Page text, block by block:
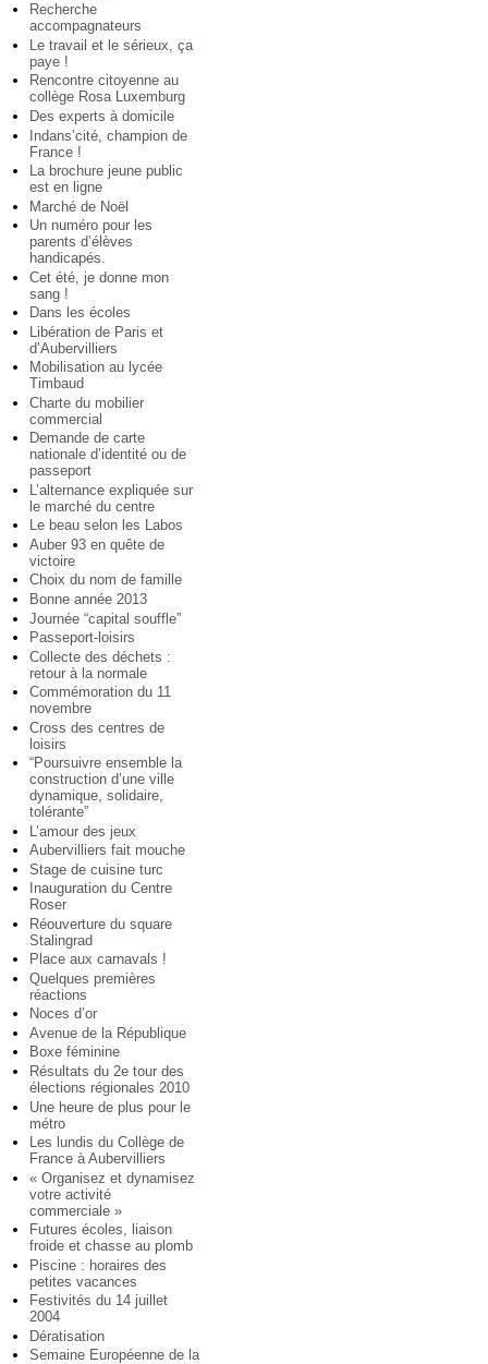
Recherche
accompagnateurs
Le travail et le sérieux, ça
paye !
Rencontre citoyenne au
collège Rosa Luxemburg
Des experts à domicile
Indans’cité, champion de
France !
La brochure jeune public
est en ligne
Marché de Noël
Un numéro pour les
parents d’élèves
handicapés.
Cet été, je donne mon
sang !
Dans les écoles
Libération de Paris et
d’Aubervilliers
Mobilisation au lycée
Timbaud
Charte du mobilier
commercial
Demande de carte
nationale d’identité ou de
passeport
L’alternance expliquée sur
le marché du centre
Le beau selon les Labos
Auber 93 en quête de
victoire
Choix du nom de famille
Bonne année 2013
Journée “capital souffle”
Passeport-loisirs
Collecte des déchets :
retour à la normale
Commémoration du 11
novembre
Cross des centres de
loisirs
“Poursuivre ensemble la
construction d’une ville
dynamique, solidaire,
tolérante”
L’amour des jeux
Aubervilliers fait mouche
Stage de cuisine turc
Inauguration du Centre
Roser
Réouverture du square
Stalingrad
Place aux carnavals !
Quelques premières
réactions
Noces d’or
Avenue de la République
Boxe féminine
Résultats du 2e tour des
élections régionales 2010
Une heure de plus pour le
métro
Les lundis du Collège de
France à Aubervilliers
« Organisez et dynamisez
votre activité
commerciale »
Futures écoles, liaison
froide et chasse au plomb
Piscine : horaires des
petites vacances
Festivités du 14 juillet
2004
Dératisation
Semaine Européenne de la